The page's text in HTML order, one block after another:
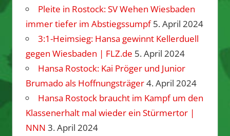
Pleite in Rostock: SV Wehen Wiesbaden
immer tiefer im Abstiegssumpf 5. April 2024
3:1-Heimsieg: Hansa gewinnt Kellerduell
gegen Wiesbaden | FLZ.de 5. April 2024
Hansa Rostock: Kai Pröger und Junior
Brumado als Hoffnungsträger4. April 2024
Hansa Rostock braucht im Kampf um den
Klassenerhalt mal wieder ein Stürmertor |
NNN 3. April 2024